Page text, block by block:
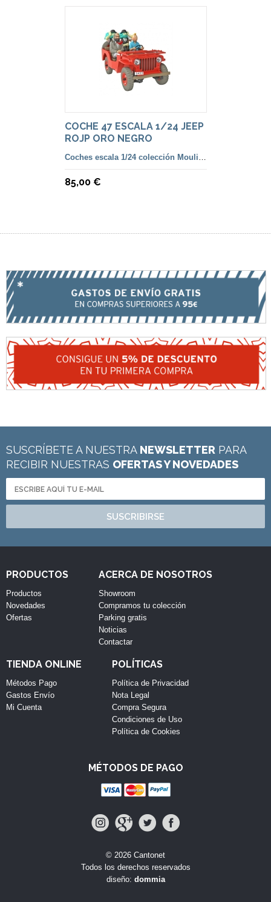
COCHE 47 ESCALA 1/24 JEEP
ROJP ORO NEGRO
Coches escala 1/24 colección Moulinsart
85,00 €
SUSCRÍBETE A NUESTRA NEWSLETTER PARA
RECIBIR NUESTRAS OFERTAS Y NOVEDADES
SUSCRIBIRSE
PRODUCTOS
Productos
Novedades
Ofertas
ACERCA DE NOSOTROS
Showroom
Compramos tu colección
Parking gratis
Noticias
Contactar
TIENDA ONLINE
Métodos Pago
Gastos Envío
Mi Cuenta
POLÍTICAS
Política de Privacidad
Nota Legal
Compra Segura
Condiciones de Uso
Política de Cookies
MÉTODOS DE PAGO
© 2026 Cantonet
Todos los derechos reservados
diseño: dommia